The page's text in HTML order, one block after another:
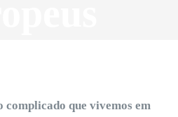
complicado que vivemos em